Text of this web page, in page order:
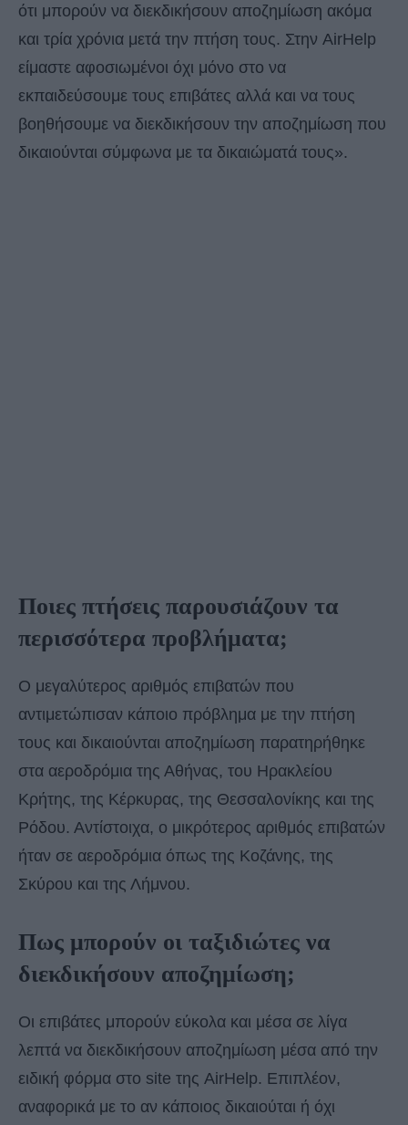
ότι μπορούν να διεκδικήσουν αποζημίωση ακόμα
και τρία χρόνια μετά την πτήση τους. Στην AirHelp
είμαστε αφοσιωμένοι όχι μόνο στο να
εκπαιδεύσουμε τους επιβάτες αλλά και να τους
βοηθήσουμε να διεκδικήσουν την αποζημίωση που
δικαιούνται σύμφωνα με τα δικαιώματά τους».
Ποιες πτήσεις παρουσιάζουν τα
περισσότερα προβλήματα;
Ο μεγαλύτερος αριθμός επιβατών που
αντιμετώπισαν κάποιο πρόβλημα με την πτήση
τους και δικαιούνται αποζημίωση παρατηρήθηκε
στα αεροδρόμια της Αθήνας, του Ηρακλείου
Κρήτης, της Κέρκυρας, της Θεσσαλονίκης και της
Ρόδου. Αντίστοιχα, ο μικρότερος αριθμός επιβατών
ήταν σε αεροδρόμια όπως της Κοζάνης, της
Σκύρου και της Λήμνου.
Πως μπορούν οι ταξιδιώτες να
διεκδικήσουν αποζημίωση;
Οι επιβάτες μπορούν εύκολα και μέσα σε λίγα
λεπτά να διεκδικήσουν αποζημίωση μέσα από την
ειδική φόρμα στο site της AirHelp. Επιπλέον,
αναφορικά με το αν κάποιος δικαιούται ή όχι